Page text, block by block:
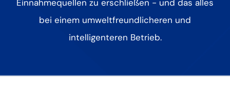
Einnahmequellen zu erschließen - und das alles
bei einem umweltfreundlicheren und
intelligenteren Betrieb.